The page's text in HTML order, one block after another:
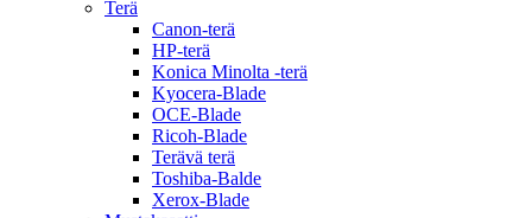
Terä
Canon-terä
HP-terä
Konica Minolta -terä
Kyocera-Blade
OCE-Blade
Ricoh-Blade
Terävä terä
Toshiba-Balde
Xerox-Blade